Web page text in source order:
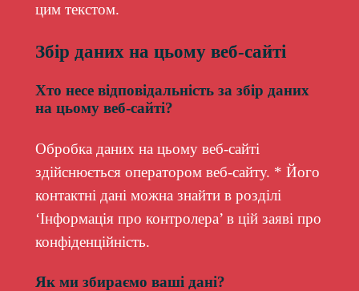
цим текстом.
Збір даних на цьому веб-сайті
Хто несе відповідальність за збір даних
на цьому веб-сайті?
Обробка даних на цьому веб-сайті
здійснюється оператором веб-сайту. * Його
контактні дані можна знайти в розділі
‘Інформація про контролера’ в цій заяві про
конфіденційність.
Як ми збираємо ваші дані?